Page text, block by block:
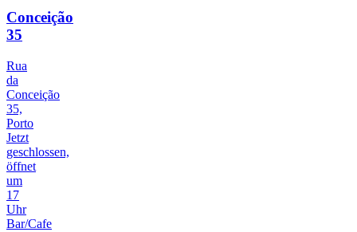
Conceição
35
Rua
da
Conceição
35,
Porto
Jetzt
geschlossen,
öffnet
um
17
Uhr
Bar/Cafe